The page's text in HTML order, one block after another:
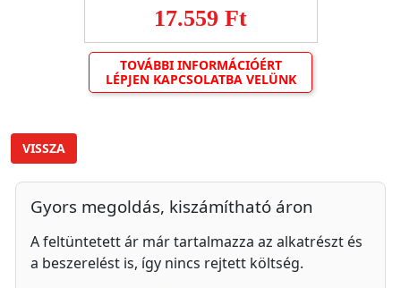
17.559 Ft
TOVÁBBI INFORMÁCIÓÉRT
LÉPJEN KAPCSOLATBA VELÜNK
VISSZA
Gyors megoldás, kiszámítható áron
A feltüntetett ár már tartalmazza az alkatrészt és
a beszerelést is, így nincs rejtett költség.